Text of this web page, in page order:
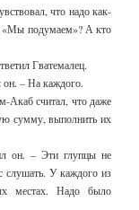
что надо как-
«Мы подумаем»? А кто
Гватемалец.
он. – На каждого.
Акаб считал, что даже
сумму, выполнить их
он. – Эти глупцы не
слушать. У каждого из
местах. Надо было